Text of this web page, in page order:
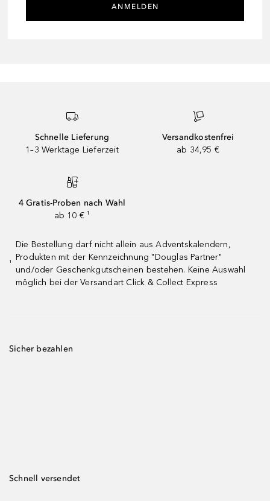
ANMELDEN
Schnelle Lieferung
1–3 Werktage Lieferzeit
Versandkostenfrei
ab 34,95 €
4 Gratis-Proben nach Wahl
ab 10 € ¹
¹
Die Bestellung darf nicht allein aus Adventskalendern,
Produkten mit der Kennzeichnung "Douglas Partner"
und/oder Geschenkgutscheinen bestehen. Keine Auswahl
möglich bei der Versandart Click & Collect Express
Sicher bezahlen
Schnell versendet